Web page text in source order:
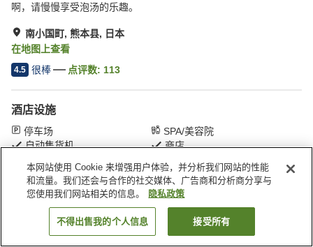
啊，请慢慢享受泡汤的乐趣。
南小国町, 熊本县, 日本
在地图上查看
4.5 很棒 点评数: 113
酒店设施
停车场
SPA/美容院
自动售货机
商店
首页 日本 熊本县 南小国町 黑川温泉 美里旅馆
搜索客房
本网站使用 Cookie 来增强用户体验，并分析我们网站的性能
和流量。我们还会与合作的社交媒体、广告商和分析商分享与
您使用我们网站相关的信息。
隐私政策
不得出售我的个人信息 接受所有